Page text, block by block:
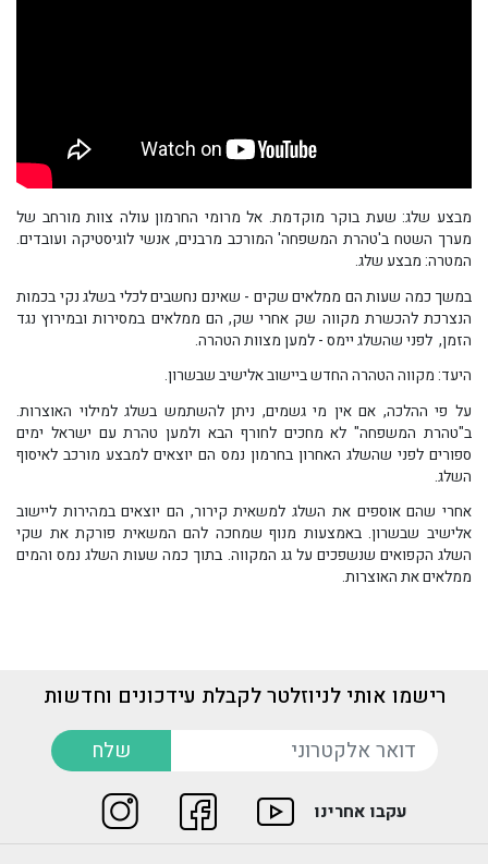
מבצע שלג: שעת בוקר מוקדמת. אל מרומי החרמון עולה צוות מורחב של
מערך השטח ב'טהרת המשפחה' המורכב מרבנים, אנשי לוגיסטיקה ועובדים.
המטרה: מבצע שלג.
במשך כמה שעות הם ממלאים שקים - שאינם נחשבים לכלי בשלג נקי בכמות
הנצרכת להכשרת מקווה שק אחרי שק, הם ממלאים במסירות ובמירוץ נגד
הזמן, לפני שהשלג יימס - למען מצוות הטהרה.
היעד: מקווה הטהרה החדש ביישוב אלישיב שבשרון.
על פי ההלכה, אם אין מי גשמים, ניתן להשתמש בשלג למילוי האוצרות.
ב"טהרת המשפחה" לא מחכים לחורף הבא ולמען טהרת עם ישראל ימים
ספורים לפני שהשלג האחרון בחרמון נמס הם יוצאים למבצע מורכב לאיסוף
השלג.
אחרי שהם אוספים את השלג למשאית קירור, הם יוצאים במהירות ליישוב
אלישיב שבשרון. באמצעות מנוף שמחכה להם המשאית פורקת את שקי
השלג הקפואים שנשפכים על גג המקווה. בתוך כמה שעות השלג נמס והמים
ממלאים את האוצרות.
רישמו אותי לניוזלטר לקבלת עידכונים וחדשות
שלח
עקבו אחרינו